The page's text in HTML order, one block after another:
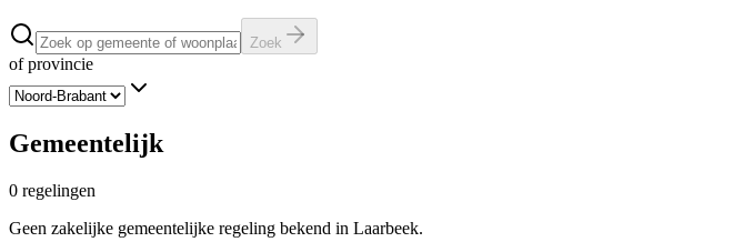
Zoek
of provincie
Gemeentelijk
0 regelingen
Geen zakelijke gemeentelijke regeling bekend in Laarbeek.